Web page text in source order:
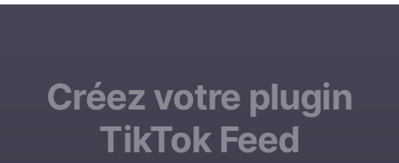
Créez votre plugin
TikTok Feed